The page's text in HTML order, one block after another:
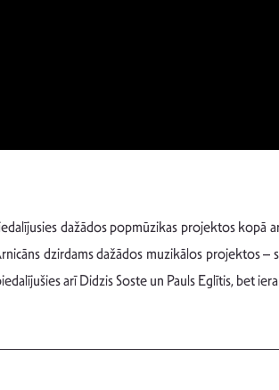
dažādos popmūzikas projektos
dzirdams dažādos muzikālos projektos –
arī Didzis Soste un Pauls Eglītis, bet